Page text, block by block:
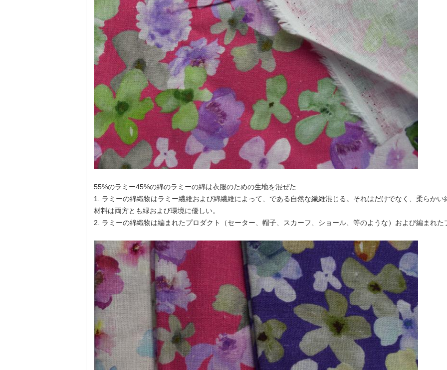
55%のラミー45%の綿のラミーの綿は衣服のための生地を混ぜた
1. ラミーの綿織物はラミー繊維および綿繊維によって、である自然な繊維混じる。それはだけでなく、柔らか
材料は両方とも緑および環境に優しい。
2. ラミーの綿織物は編まれたプロダクト（セーター、帽子、スカーフ、ショール、等のような）および編まれ